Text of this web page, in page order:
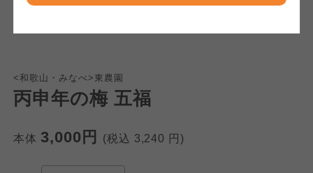
<和歌山・みなべ>東農園
丙申年の梅 五福
本体 3,000円 (税込 3,240 円)
よどがわ市民生協
大阪いずみ市民生協
ならコープ
よどがわ市民生協
よどがわ市民生協
大阪いずみ市民生協